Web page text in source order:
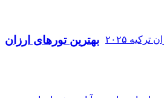
بهترین تورهای ارزان